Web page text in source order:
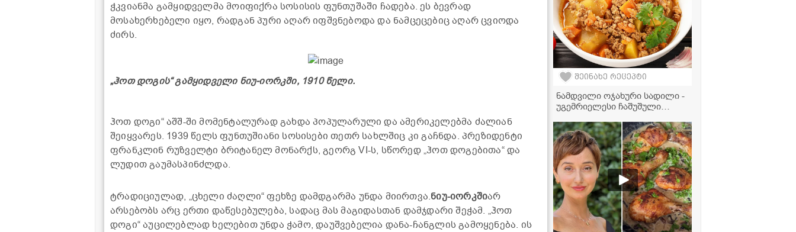
ჭკვიანმა გამყიდველმა მოიფიქრა სოსისის ფუნთუშაში ჩადება. ეს ბევრად
მოსახერხებელი იყო, რადგან პური აღარ იფშვნებოდა და ნამცეცებიც აღარ ცვიოდა
ძირს.
„ჰოთ დოგის“ გამყიდველი ნიუ-იორკში, 1910 წელი.
ჰოთ დოგი“ აშშ-ში მომენტალურად გახდა პოპულარული და ამერიკელებმა ძალიან
შეიყვარეს. 1939 წელს ფუნთუშიანი სოსისები თეთრ სახლშიც კი გაჩნდა. პრეზიდენტი
ფრანკლინ რუზველტი ბრიტანელ მონარქს, გეორგ VI-ს, სწორედ „ჰოთ დოგებითა“ და
ლუდით გაუმასპინძლდა.
ტრადიციულად, „ცხელი ძაღლი“ ფეხზე დამდგარმა უნდა მიირთვა.ნიუ-იორკშიარ
არსებობს არც ერთი დაწესებულება, სადაც მას მაგიდასთან დამჯდარი შეჭამ. „ჰოთ
დოგი“ აუცილებლად ხელებით უნდა ჭამო, დაუშვებელია დანა-ჩანგლის გამოყენება. ის
შეინახე რეცეპტი
ნამდვილი ოჯახური სადილი -
უგემრიელესი ჩაშუშული